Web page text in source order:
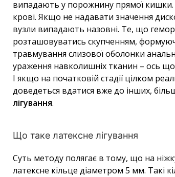
випадають у порожнину прямої
крові. Якщо не надавати значення
вузли випадають назовні. Те, що
розташовуватись скупченням,
травмування слизової оболонки
ураження навколишніх тканин – ось
І якщо на початковій стадії цілком
доведеться вдатися вже до інших,
лігування.
Що таке латексне лігування
Суть методу полягає в тому, що на
латексне кільце діаметром 5 мм. Такі